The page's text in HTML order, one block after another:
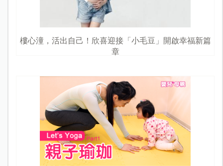
樓心潼，活出自己！欣喜迎接「小毛豆」開啟幸福新篇
章